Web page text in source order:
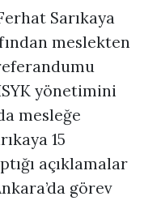
Sarıkaya
meslekten
yönetimini
mesleğe
15
açıklamalar
görev